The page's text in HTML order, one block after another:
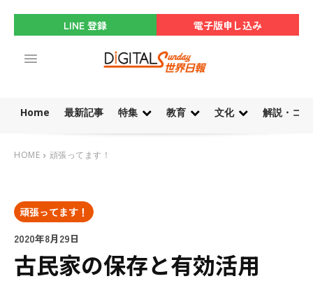
LINE 登録 電子版申し込み
Home 最新記事 特集 教育 文化 解説・コ
HOME 頑張ってます！
頑張ってます！
2020年8月29日
古民家の保存と有効活用